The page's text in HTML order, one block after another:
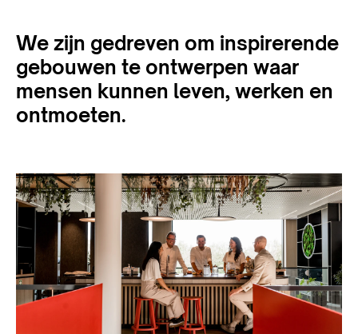
We zijn gedreven om inspirerende
gebouwen te ontwerpen waar
mensen kunnen leven, werken en
ontmoeten.